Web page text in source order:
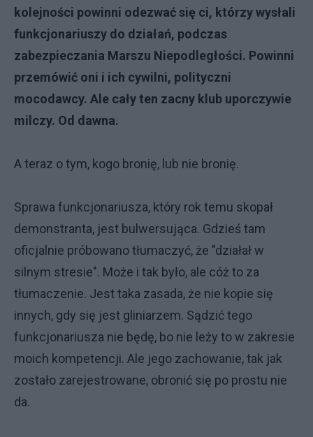
kolejności powinni odezwać się ci, którzy wysłali
funkcjonariuszy do działań, podczas
zabezpieczania Marszu Niepodległości. Powinni
przemówić oni i ich cywilni, polityczni
mocodawcy. Ale cały ten zacny klub uporczywie
milczy. Od dawna.
A teraz o tym, kogo bronię, lub nie bronię.
Sprawa funkcjonariusza, który rok temu skopał
demonstranta, jest bulwersująca. Gdzieś tam
oficjalnie próbowano tłumaczyć, że "działał w
silnym stresie". Może i tak było, ale cóż to za
tłumaczenie. Jest taka zasada, że nie kopie się
innych, gdy się jest gliniarzem. Sądzić tego
funkcjonariusza nie będę, bo nie leży to w zakresie
moich kompetencji. Ale jego zachowanie, tak jak
zostało zarejestrowane, obronić się po prostu nie
da.